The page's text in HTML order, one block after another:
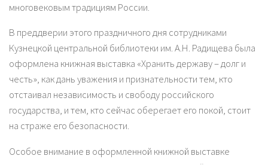
многовековым традициям России.
В преддверии этого праздничного дня сотрудниками
Кузнецкой центральной библиотеки им. А.Н. Радищева была
оформлена книжная выставка «Хранить державу – долг и
честь», как дань уважения и признательности тем, кто
отстаивал независимость и свободу российского
государства, и тем, кто сейчас оберегает его покой, стоит
на страже его безопасности.
Особое внимание в оформленной книжной выставке